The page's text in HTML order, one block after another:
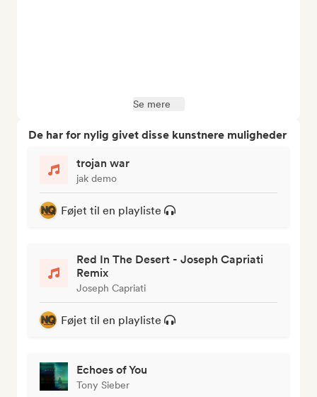
Se mere
De har for nylig givet disse kunstnere muligheder
trojan war
jak demo
Føjet til en playliste
Red In The Desert - Joseph Capriati
Remix
Joseph Capriati
Føjet til en playliste
Echoes of You
Tony Sieber